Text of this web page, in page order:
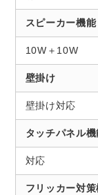
スピーカー機能
10W＋10W
壁掛け
壁掛け対応
タッチパネル
対応
フリッカー対